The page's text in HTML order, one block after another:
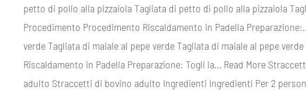
petto di pollo alla pizzaiola Tagliata di petto di pollo alla pizzaiola
Procedimento Procedimento Riscaldamento in Padella
verde Tagliata di maiale al pepe verde Tagliata di maiale al pepe
Riscaldamento in Padella Preparazione: Togli la… Read More
adulto Straccetti di bovino adulto Ingredienti Ingredienti Per 2